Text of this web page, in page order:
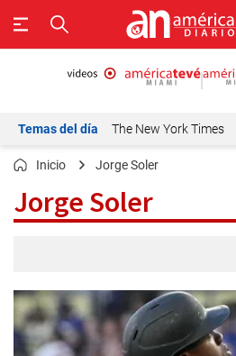
Temas del día The New York Times
Inicio Jorge Soler
Jorge Soler